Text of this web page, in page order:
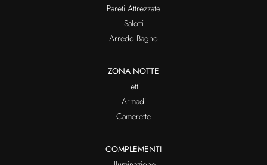
Pareti Attrezzate
Salotti
Arredo Bagno
ZONA NOTTE
Letti
Armadi
Camerette
COMPLEMENTI